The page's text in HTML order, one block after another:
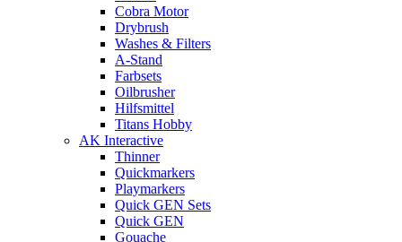
Cobra Motor
Drybrush
Washes & Filters
A-Stand
Farbsets
Oilbrusher
Hilfsmittel
Titans Hobby
AK Interactive
Thinner
Quickmarkers
Playmarkers
Quick GEN Sets
Quick GEN
Gouache